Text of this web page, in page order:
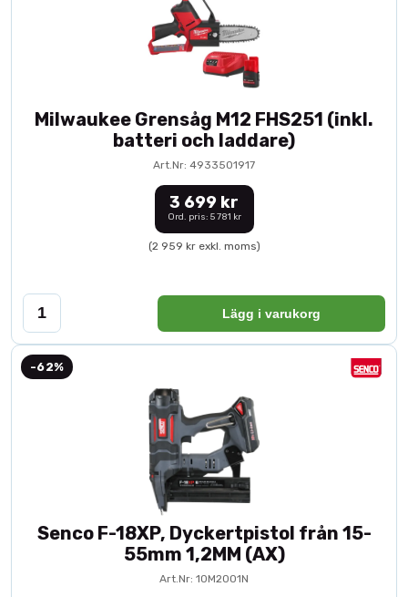
Milwaukee Grensåg M12 FHS251 (inkl.
batteri och laddare)
Art.Nr: 4933501917
3 699 kr
Ord. pris: 5 781 kr
(2 959 kr exkl. moms)
Lägg i varukorg
-62%
Senco F-18XP, Dyckertpistol från 15-
55mm 1,2MM (AX)
Art.Nr: 10M2001N